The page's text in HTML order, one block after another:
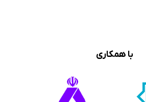
با همکاری